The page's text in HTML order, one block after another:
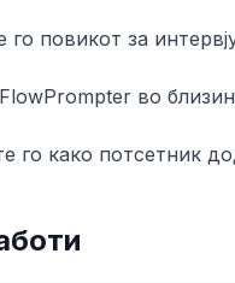
го повикот за
во
го како потсетник